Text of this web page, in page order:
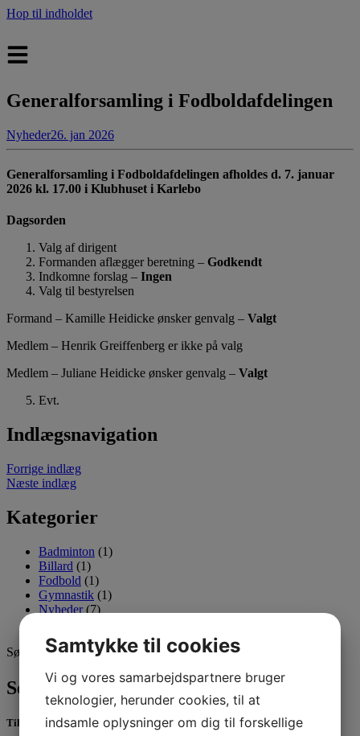
Hop til indholdet
Generalforsamling i Fodboldafdelingen
Nyheder26. jan 2026
Generalforsamling i Fodboldafdelingen afholdes d. 7. januar
2026 kl. 17.00 i Klubhuset i Karlebo
Dagsorden
Valg af dirigent
Formanden aflægger beretning – Godkendt
Indkomne forslag – Ingen
Valg til bestyrelsen
Formand – Kamille Heidicke ønsker genvalg – Valgt
Medlem – Henrik Greiffenberg er ikke på valg
Medlem – Juliane Heidicke ønsker genvalg – Valgt
Evt.
Indlægsnavigation
Forrige indlæg
Næste indlæg
Kategorier
Badminton (1)
Billard (1)
Fodbold (1)
Gymnastik (1)
Nyheder(7)
Søg efter:
Seneste 3 indlæg
Tillykke med de 30 år som instruktør
Samtykke til cookies
Vi og vores samarbejdspartnere bruger
teknologier, herunder cookies, til at
indsamle oplysninger om dig til forskellige